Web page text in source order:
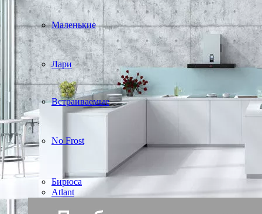
Маленькие
Лари
Встраиваемые
No Frost
Бирюса
Atlant